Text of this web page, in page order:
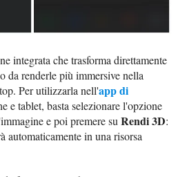
integrata che trasforma direttamente
da renderle più immersive nella
Per utilizzarla nell'app di
e tablet, basta selezionare l'opzione
e poi premere suRendi 3D:
automaticamente in una risorsa